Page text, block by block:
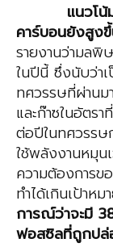
แนวโน้มอุ
คาร์บอนยังสูง
รายงานว่ามลพิ
ในปีนี้ ซึ่งนับว่า
ทศวรรษที่ผ่าน
และก๊าซในอัตร
ต่อปีในทศวรรษ
ใช้พลังงานหมุน
ความต้องการข
ทำได้เกินเป้าห
การณ์ว่าจะมี
ฟอสซิลที่ถูกปล่